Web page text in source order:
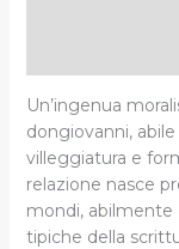
Un’ingenua
dongiovanni,
villeggiatura e
relazione nasce
mondi, abilmente
tipiche della